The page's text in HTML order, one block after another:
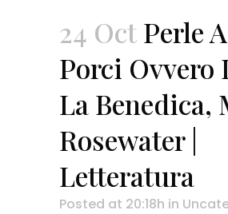
24 OctPerle
Porci Ovvero
La Benedica,
Rosewater |
Letteratura
Posted at 20:18h in